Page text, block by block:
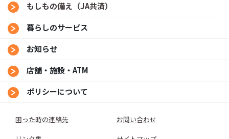
もしもの備え（JA共済）
暮らしのサービス
お知らせ
店舗・施設・ATM
ポリシーについて
困った時の連絡先
お問い合わせ